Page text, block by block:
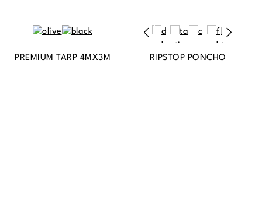
PREMIUM TARP 4MX3M RIPSTOP PONCHO